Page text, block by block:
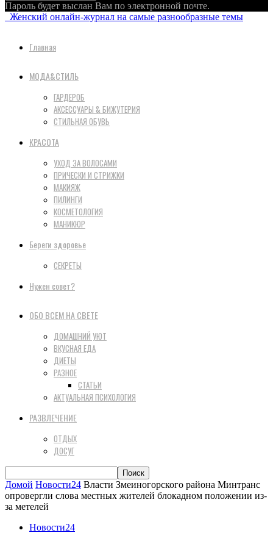
Пароль будет выслан Вам по электронной почте.
Женский онлайн-журнал на самые разнообразные темы
Главная
МОДА&СТИЛЬ
ГАРДЕРОБ
АКСЕССУАРЫ & БИЖУТЕРИЯ
СТИЛЬНАЯ ОБУВЬ
КРАСОТА
УХОД ЗА ВОЛОСАМИ
ПРИЧЕСКИ И СТРИЖКИ
МАКИЯЖ
ПИЛИНГИ
КОСМЕТОЛОГИЯ
МАНИКЮР
Береги здоровье
СЕКРЕТЫ
Нужен совет?
ОБО ВСЕМ НА СВЕТЕ
ДОМАШНИЙ УЮТ
ВКУСНАЯ ЕДА
ДИЕТЫ
РАЗНОЕ
СТАТЬИ
АКТУАЛЬНАЯ ПСИХОЛОГИЯ
РАЗВЛЕЧЕНИЕ
ОТДЫХ
ДОСУГ
Домой Новости24 Власти Змеиногорского района Минтранс
опровергли слова местных жителей блокадном положении из-
за метелей
Новости24